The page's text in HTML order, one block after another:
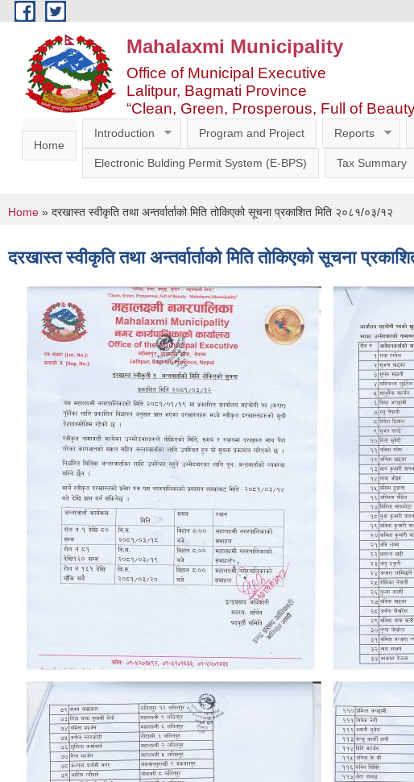
Skip to main content
Mahalaxmi Municipality
Office of Municipal Executive
Lalitpur, Bagmati Province
“Clean, Green, Prosperous, Full of
Home
Introduction Program and Project Reports
Electronic Bulding Permit System (E-BPS) Tax Summary
You are here
Home » दरखास्त स्वीकृति तथा अन्तर्वार्ताको मिति तोकिएको सूचना प्रकाशित मिति २०८१/०३/१२
दरखास्त स्वीकृति तथा अन्तर्वार्ताको मिति तोकिएको सूचना